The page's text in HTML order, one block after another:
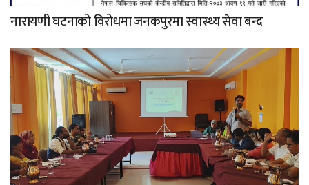
नारायणी घटनाको विरोधमा जनकपुरमा स्वास्थ्य सेवा बन्द